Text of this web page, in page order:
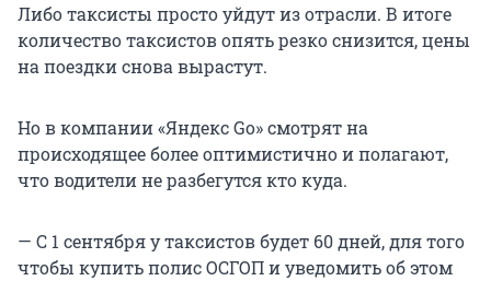
Либо таксисты просто уйдут из отрасли. В итоге
количество таксистов опять резко снизится, цены
на поездки снова вырастут.
Но в компании «Яндекс Go» смотрят на
происходящее более оптимистично и полагают,
что водители не разбегутся кто куда.
— С 1 сентября у таксистов будет 60 дней, для того
чтобы купить полис ОСГОП и уведомить об этом